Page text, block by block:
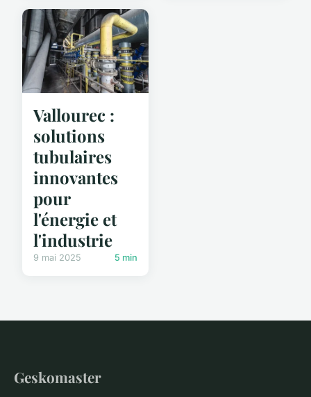
Vallourec :
solutions
tubulaires
innovantes
pour
l'énergie et
l'industrie
9 mai 2025 5 min
Geskomaster